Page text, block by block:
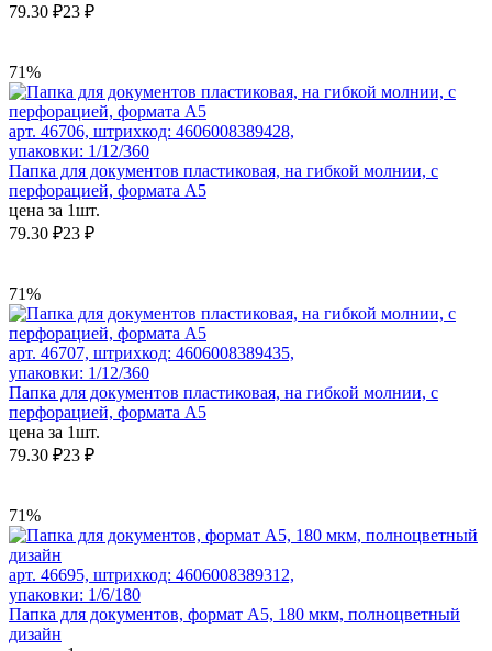
79.30 ₽23 ₽
71%
арт. 46706, штрихкод: 4606008389428,
упаковки: 1/12/360
Папка для документов пластиковая, на гибкой молнии, с
перфорацией, формата А5
цена за 1шт.
79.30 ₽23 ₽
71%
арт. 46707, штрихкод: 4606008389435,
упаковки: 1/12/360
Папка для документов пластиковая, на гибкой молнии, с
перфорацией, формата А5
цена за 1шт.
79.30 ₽23 ₽
71%
арт. 46695, штрихкод: 4606008389312,
упаковки: 1/6/180
Папка для документов, формат А5, 180 мкм, полноцветный
дизайн